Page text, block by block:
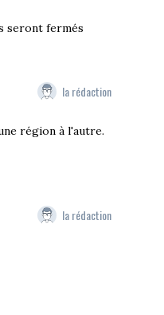
seront fermés
la rédaction
région à l'autre.
la rédaction